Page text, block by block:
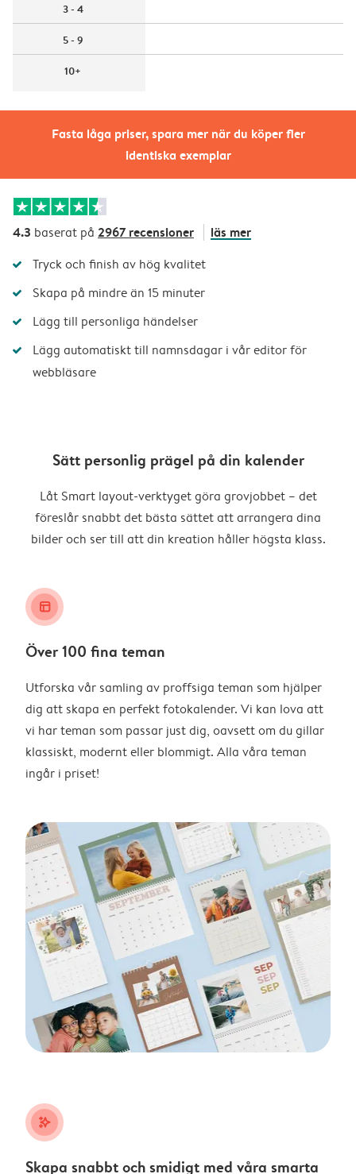
Fasta låga priser, spara mer när du köper fler
identiska exemplar
3 - 4
5 - 9
10+
4.3 baserat på 2967 recensioner läs mer
Tryck och finish av hög kvalitet
Skapa på mindre än 15 minuter
Lägg till personliga händelser
Lägg automatiskt till namnsdagar i vår editor för
webbläsare
Sätt personlig prägel på din kalender
Låt Smart layout-verktyget göra grovjobbet – det
föreslår snabbt det bästa sättet att arrangera dina
bilder och ser till att din kreation håller högsta klass.
layout_alt
Över 100 fina teman
Utforska vår samling av proffsiga teman som hjälper
dig att skapa en perfekt fotokalender. Vi kan lova att
vi har teman som passar just dig, oavsett om du gillar
klassiskt, modernt eller blommigt. Alla våra teman
ingår i priset!
stars_plus
Skapa snabbt och smidigt med våra smarta